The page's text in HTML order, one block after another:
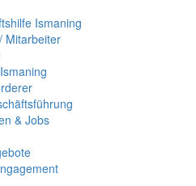
Ismaning
Mitarbeiter
& Jobs